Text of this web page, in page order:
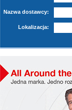
Nazwa dostawcy:
Lokalizacja: